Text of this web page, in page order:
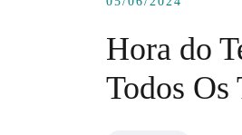
Hora do
Todos Os